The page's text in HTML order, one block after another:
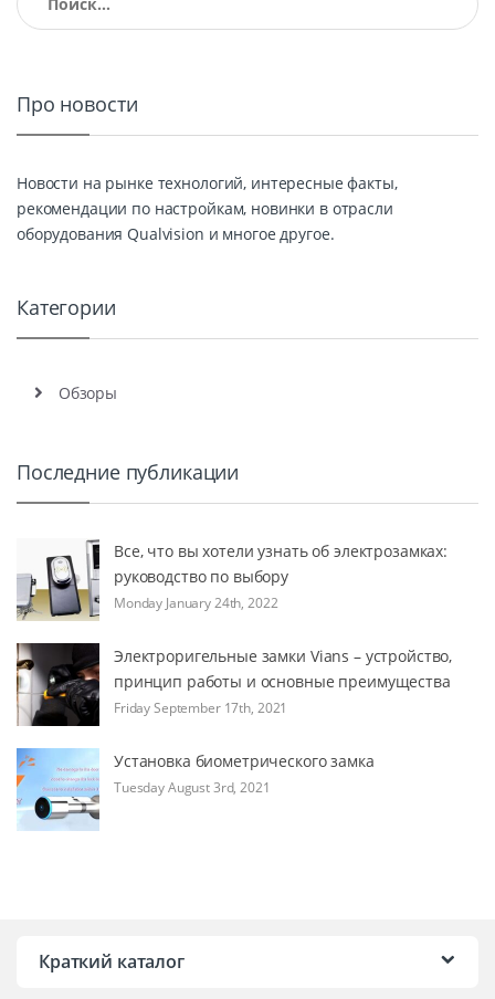
Про новости
Новости на рынке технологий, интересные факты,
рекомендации по настройкам, новинки в отрасли
оборудования Qualvision и многое другое.
Категории
Обзоры
Последние публикации
Все, что вы хотели узнать об электрозамках:
руководство по выбору
Monday January 24th, 2022
Электроригельные замки Vians – устройство,
принцип работы и основные преимущества
Friday September 17th, 2021
Установка биометрического замка
Tuesday August 3rd, 2021
Краткий каталог